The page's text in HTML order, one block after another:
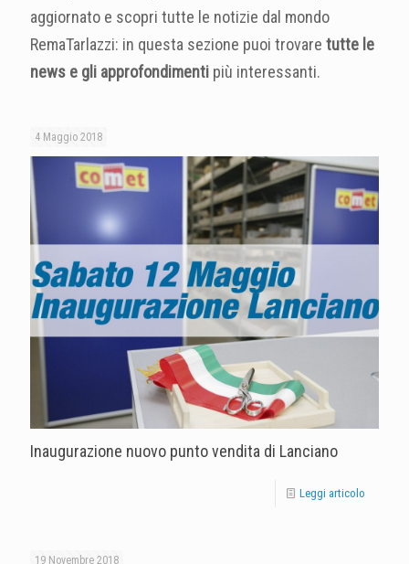
aggiornato e scopri tutte le notizie dal mondo
RemaTarlazzi: in questa sezione puoi trovare tutte le
news e gli approfondimenti più interessanti.
4 Maggio 2018
Inaugurazione nuovo punto vendita di Lanciano
Leggi articolo
19 Novembre 2018